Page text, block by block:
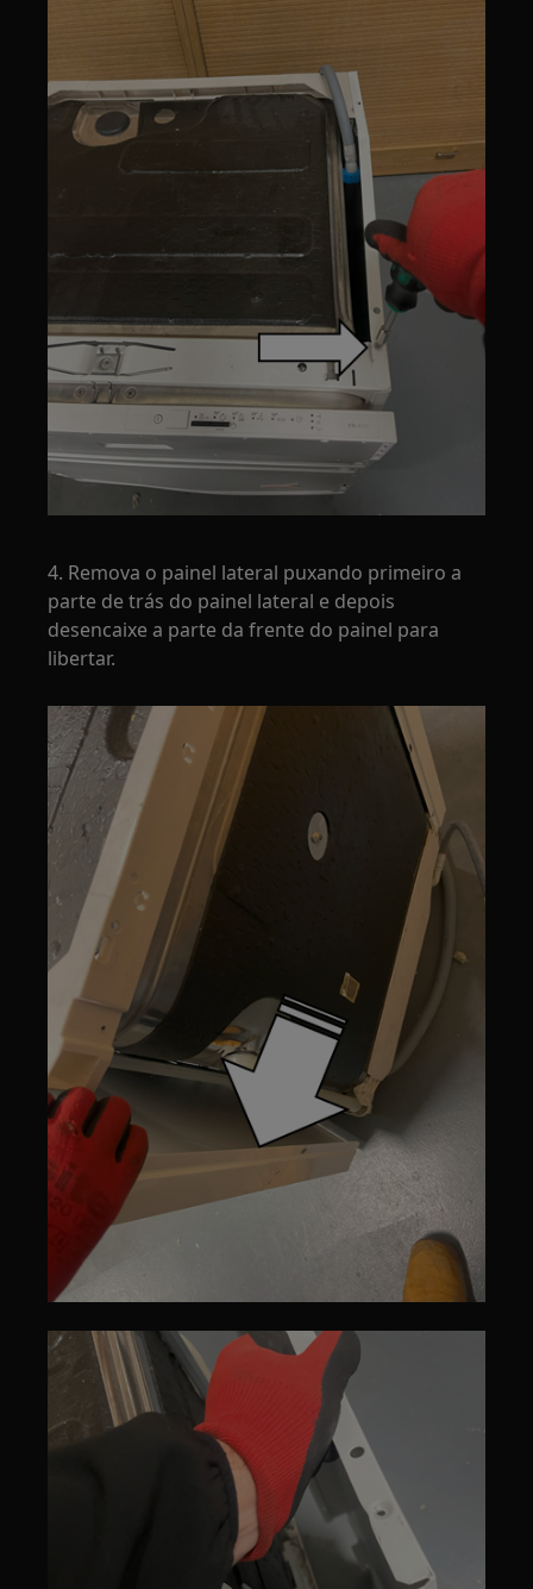
4. Remova o painel lateral puxando primeiro a
parte de trás do painel lateral e depois
desencaixe a parte da frente do painel para
libertar.